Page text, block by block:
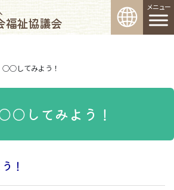
福祉協議会
ション
○○してみよう！
してみよう！
！